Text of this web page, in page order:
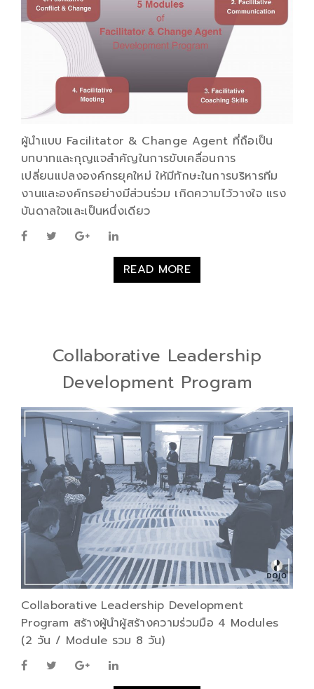
ผู้นำแบบ Facilitator & Change Agent ที่ถือเป็น
บทบาทและกุญแจสำคัญในการขับเคลื่อนการ
เปลี่ยนแปลงองค์กรยุคใหม่ ให้มีทักษะในการบริหารทีม
งานและองค์กรอย่างมีส่วนร่วม เกิดความไว้วางใจ แรง
บันดาลใจและเป็นหนึ่งเดียว
READ MORE
Collaborative Leadership
Development Program
Collaborative Leadership Development
Program สร้างผู้นำผู้สร้างความร่วมมือ 4 Modules
(2 วัน / Module รวม 8 วัน)